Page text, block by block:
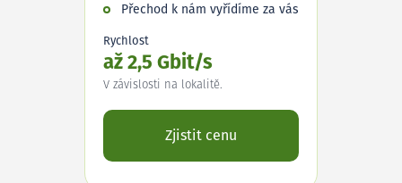
Přechod k nám vyřídíme za vás
Rychlost
až 2,5 Gbit/s
V závislosti na lokalitě.
Zjistit cenu